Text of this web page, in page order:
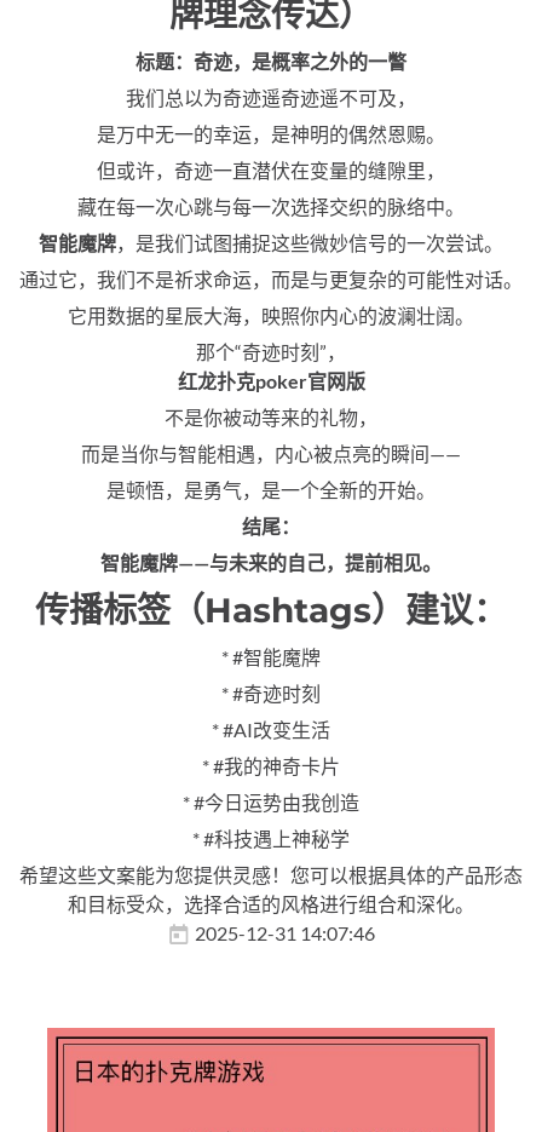
牌理念传达）
标题：奇迹，是概率之外的一瞥
我们总以为奇迹遥奇迹遥不可及，
是万中无一的幸运，是神明的偶然恩赐。
但或许，奇迹一直潜伏在变量的缝隙里，
藏在每一次心跳与每一次选择交织的脉络中。
智能魔牌，是我们试图捕捉这些微妙信号的一次尝试。
通过它，我们不是祈求命运，而是与更复杂的可能性对话。
它用数据的星辰大海，映照你内心的波澜壮阔。
那个“奇迹时刻”，
红龙扑克poker官网版
不是你被动等来的礼物，
而是当你与智能相遇，内心被点亮的瞬间——
是顿悟，是勇气，是一个全新的开始。
结尾：
智能魔牌——与未来的自己，提前相见。
传播标签（Hashtags）建议：
* #智能魔牌
* #奇迹时刻
* #AI改变生活
* #我的神奇卡片
* #今日运势由我创造
* #科技遇上神秘学
希望这些文案能为您提供灵感！您可以根据具体的产品形态
和目标受众，选择合适的风格进行组合和深化。
2025-12-31 14:07:46